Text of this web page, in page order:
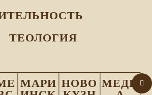
ТЕОЛОГИЯ
МАРИ НОВО МЕДИ